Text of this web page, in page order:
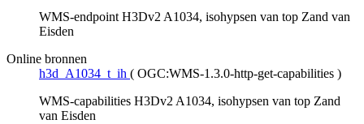
WMS-endpoint H3Dv2 A1034, isohypsen van top Zand van
Eisden
Online bronnen
h3d_A1034_t_ih ( OGC:WMS-1.3.0-http-get-capabilities )
WMS-capabilities H3Dv2 A1034, isohypsen van top Zand
van Eisden